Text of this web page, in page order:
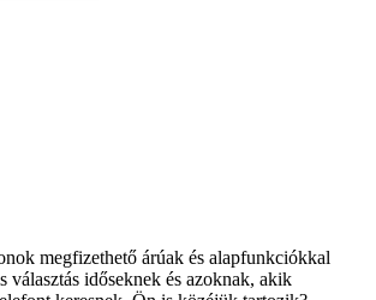
megfizethető árúak és alapfunkciókkal
választás időseknek és azoknak, akik